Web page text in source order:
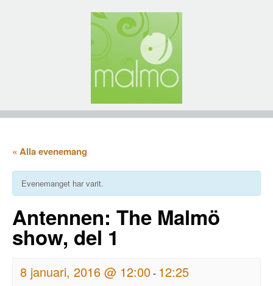
« Alla evenemang
Evenemanget har varit.
Antennen: The Malmö
show, del 1
8 januari, 2016 @ 12:00- 12:25